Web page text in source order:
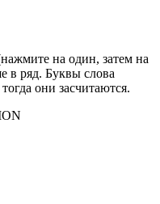
на один, затем на
в ряд. Буквы слова
они засчитаются.
ON